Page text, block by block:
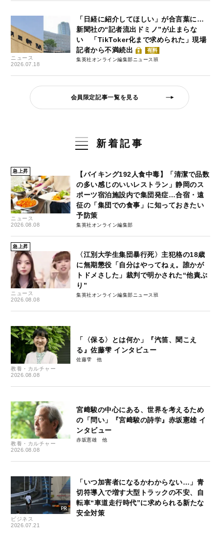
ニュース
2026.07.18
「日経に紹介してほしい」が合言葉に…
新聞社の“記者流出ドミノ”が止まらな
い 「TikToker化まで求められた」現場
記者から不満続出
有料
集英社オンライン編集部ニュース班
会員限定記事一覧を見る
新着記事
急上昇
ニュース
2026.08.08
【バイキング192人食中毒】「清潔で品数
の多い感じのいいレストラン」静岡のス
ポーツ宿泊施設内で集団発症…合宿・遠
征の「集団での食事」に知っておきたい
予防策
集英社オンライン編集部
急上昇
ニュース
2026.08.08
〈江別大学生集団暴行死〉主犯格の18歳
に無期懲役「自分はやってねぇ。誰かが
トドメさした」裁判で明かされた“他責ぶ
り”
集英社オンライン編集部ニュース班
教養・カルチャー
2026.08.08
「〈保る〉とは何か」『汽笛、聞こえ
る』佐藤雫 インタビュー
佐藤雫
教養・カルチャー
2026.08.08
宮﨑駿の中心にある、世界を考えるため
の「問い」『宮﨑駿の詩学』赤坂憲雄 イ
ンタビュー
赤坂憲雄
ビジネス
2026.07.21
「いつ加害者になるかわからない…」青
切符導入で増す大型トラックの不安、自
転車“車道走行時代”に求められる新たな
安全対策